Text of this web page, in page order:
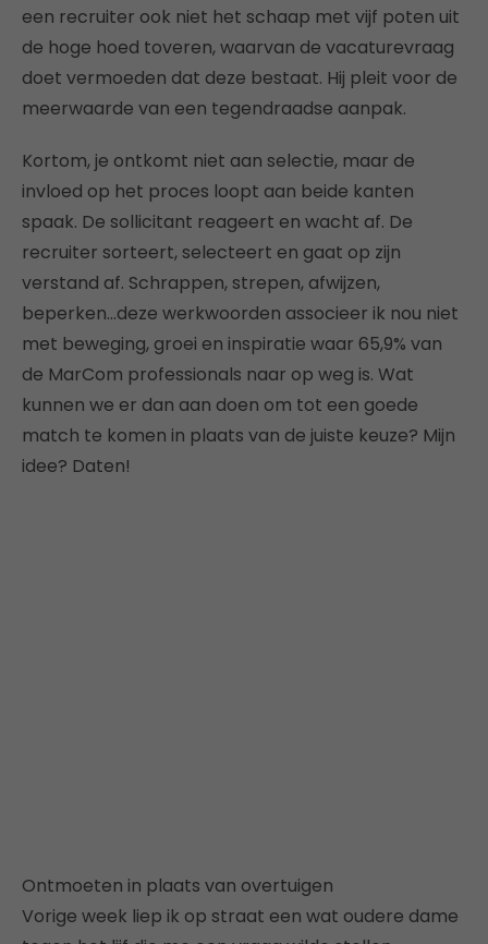
een recruiter ook niet het schaap met vijf poten uit
de hoge hoed toveren, waarvan de vacaturevraag
doet vermoeden dat deze bestaat. Hij pleit voor de
meerwaarde van een tegendraadse aanpak.
Kortom, je ontkomt niet aan selectie, maar de
invloed op het proces loopt aan beide kanten
spaak. De sollicitant reageert en wacht af. De
recruiter sorteert, selecteert en gaat op zijn
verstand af. Schrappen, strepen, afwijzen,
beperken…deze werkwoorden associeer ik nou niet
met beweging, groei en inspiratie waar 65,9% van
de MarCom professionals naar op weg is. Wat
kunnen we er dan aan doen om tot een goede
match te komen in plaats van de juiste keuze? Mijn
idee? Daten!
Ontmoeten in plaats van overtuigen
Vorige week liep ik op straat een wat oudere dame